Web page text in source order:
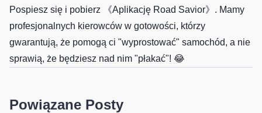
Pospiesz się i pobierz 《Aplikację Road Savior》 . Mamy
profesjonalnych kierowców w gotowości, którzy
gwarantują, że pomogą ci "wyprostować" samochód, a nie
sprawią, że będziesz nad nim "płakać"! 😂
Powiązane Posty